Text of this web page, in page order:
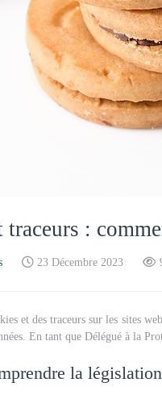
traceurs :
23 Décembre 2023
et des traceurs sur les sites
En tant que Délégué à la
la